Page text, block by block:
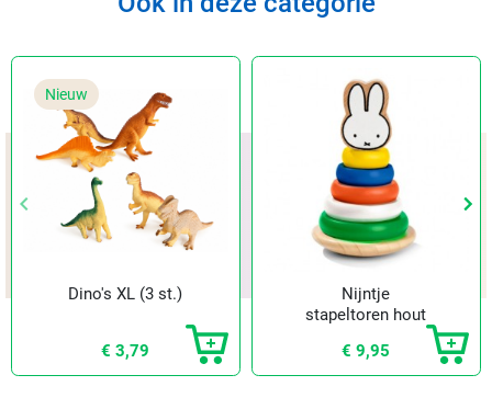
Vorige
keyboard_arrow_left keyboard_arrow_right
Vorige
keyboard_arrow_left keyboard_arrow_right
Nieuw
Dino's XL (3 st.)
€ 3,79
Nijntje
stapeltoren hout
€ 9,95